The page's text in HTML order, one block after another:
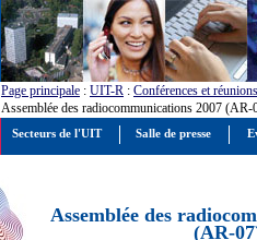
Page principale : UIT-R : Conférences et réunions
Assemblée des radiocommunications 2007 (AR-
Assemblée des
(AR-
Secteurs de l'UIT Salle de presse